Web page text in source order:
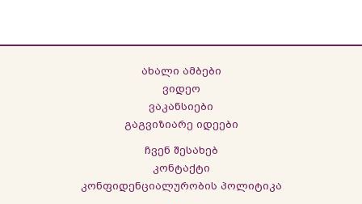
ახალი ამბები
ვიდეო
ვაკანსიები
გაგვიზიარე იდეები
ჩვენ შესახებ
კონტაქტი
კონფიდენციალურობის პოლიტიკა